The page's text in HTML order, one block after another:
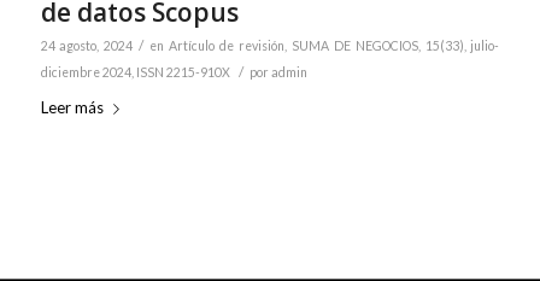
de datos Scopus
24 agosto, 2024 / enArtículo de revisión
SUMA DE NEGOCIOS, 15(33), julio-
diciembre 2024, ISSN 2215-910X
/ por admin
Leer más